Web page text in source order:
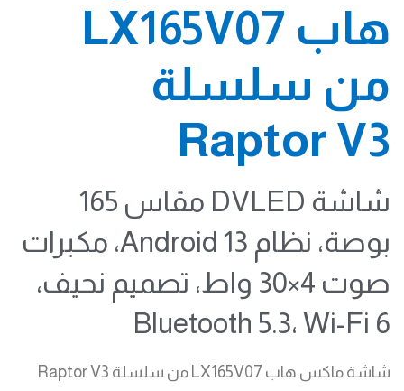
هاب LX165V07
من سلسلة
Raptor V3
شاشة DVLED مقاس 165
بوصة، نظام Android 13، مكبرات
صوت 4×30 واط، تصميم نحيف،
Bluetooth 5.3، Wi-Fi 6
شاشة ماكس هاب LX165V07 من سلسلة Raptor V3